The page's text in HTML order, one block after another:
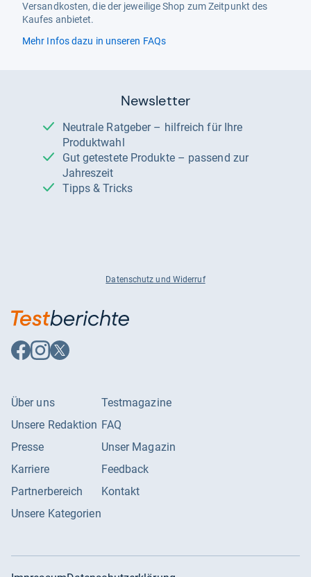
Versandkosten, die der jeweilige Shop zum Zeitpunkt des
Kaufes anbietet.
Mehr Infos dazu in unseren FAQs
Newsletter
Neutrale Ratgeber – hilfreich für Ihre
Produktwahl
Gut getestete Produkte – passend zur
Jahreszeit
Tipps & Tricks
Datenschutz und Widerruf
Auf
Facebook
Auf
Instagram
Auf
X
Über uns
Unsere Redaktion
Presse
Karriere
Partnerbereich
Unsere Kategorien
Testmagazine
FAQ
Unser Magazin
Feedback
Kontakt